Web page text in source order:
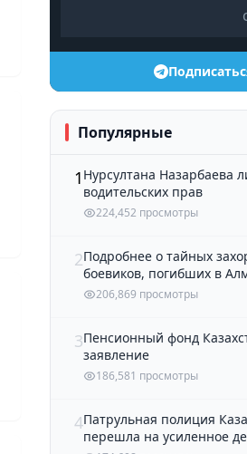
Популярные
1 Нурсултана Назарбаева
водительских прав
224,452 просмотры
2Подробнее о тайных
боевиков, погибших в
рассказали в полиции
206,869 просмотры
3Пенсионный фонд
заявление
186,581 просмотры
4Патрульная полиция
перешла на усиленное